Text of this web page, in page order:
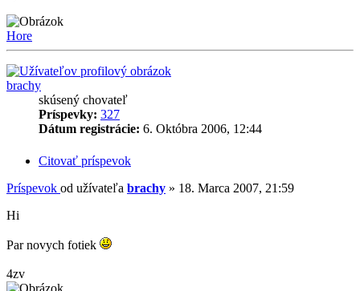
Hore
brachy
skúsený chovateľ
Príspevky: 327
Dátum registrácie: 6. Októbra 2006, 12:44
Citovať príspevok
Príspevok od užívateľa brachy » 18. Marca 2007, 21:59
Hi
Par novych fotiek
4zv